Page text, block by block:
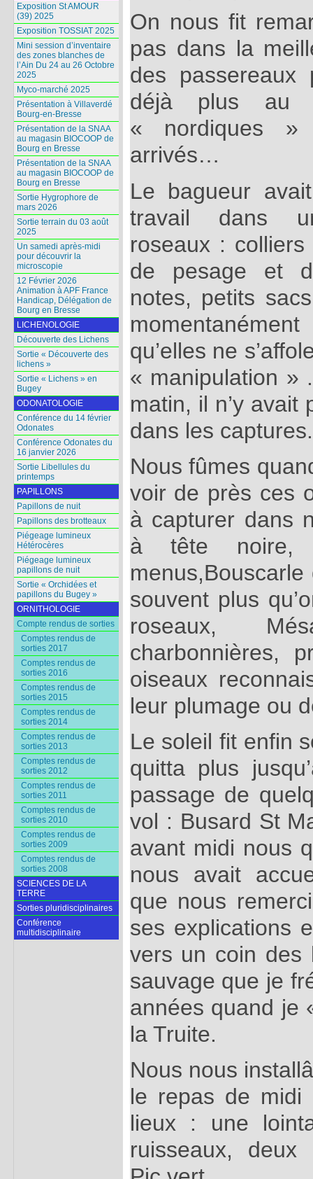
On nous fit
pas dans la
des passereaux
déjà plus au
« nordiques »
arrivés…
Le bagueur
travail dans
roseaux :
de pesage et
notes, petits
qu’elles ne
« manipulation »
matin, il n’y avait
dans les captures.
Nous fûmes
voir de près ces
à capturer dans
à tête noire,
souvent plus
roseaux,
charbonnières,
oiseaux
leur plumage ou
Le soleil fit enfin
quitta plus
passage de
vol : Busard St
avant midi nous
nous avait
que nous
ses explications
vers un coin des
sauvage que je
années quand je
la Truite.
Nous nous
le repas de midi
lieux : une
ruisseaux, deux
Exposition St AMOUR
(39) 2025
Exposition TOSSIAT 2025
Mini session d’inventaire
des zones blanches de
l’Ain Du 24 au 26 Octobre
2025
Myco-marché 2025
Présentation à Villaverdé
Bourg-en-Bresse
Présentation de la SNAA
au magasin BIOCOOP de
Bourg en Bresse
Présentation de la SNAA
au magasin BIOCOOP de
Bourg en Bresse
Sortie Hygrophore de
mars 2026
Sortie terrain du 03 août
2025
Un samedi après-midi
pour découvrir la
microscopie
12 Février 2026
Animation à APF France
Handicap, Délégation de
Bourg en Bresse
LICHENOLOGIE
Découverte des Lichens
Sortie « Découverte des
lichens »
Sortie « Lichens » en
Bugey
ODONATOLOGIE
Conférence du 14 février
Odonates
Conférence Odonates du
16 janvier 2026
Sortie Libellules du
printemps
PAPILLONS
Papillons de nuit
Papillons des brotteaux
Piégeage lumineux
Hétérocères
Piégeage lumineux
papillons de nuit
Sortie « Orchidées et
papillons du Bugey »
ORNITHOLOGIE
Compte rendus de sorties
Comptes rendus de
sorties 2017
Comptes rendus de
sorties 2016
Comptes rendus de
sorties 2015
Comptes rendus de
sorties 2014
Comptes rendus de
sorties 2013
Comptes rendus de
sorties 2012
Comptes rendus de
sorties 2011
Comptes rendus de
sorties 2010
Comptes rendus de
sorties 2009
Comptes rendus de
sorties 2008
SCIENCES DE LA
TERRE
Sorties pluridisciplinaires
Conférence
multidisciplinaire